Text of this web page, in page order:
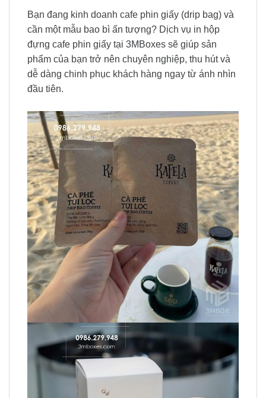
Bạn đang kinh doanh cafe phin giấy (drip bag) và
cần một mẫu bao bì ấn tượng? Dịch vụ in hộp
đựng cafe phin giấy tại 3MBoxes sẽ giúp sản
phẩm của bạn trở nên chuyên nghiệp, thu hút và
dễ dàng chinh phục khách hàng ngay từ ánh nhìn
đầu tiên.